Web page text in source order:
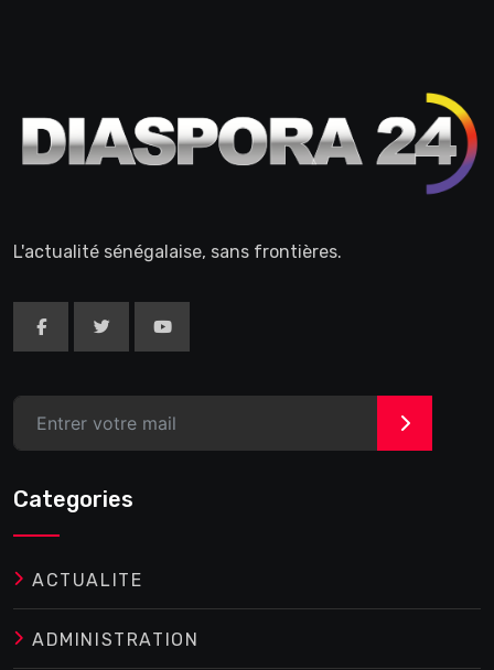
L'actualité sénégalaise, sans frontières.
>
Categories
ACTUALITE
ADMINISTRATION